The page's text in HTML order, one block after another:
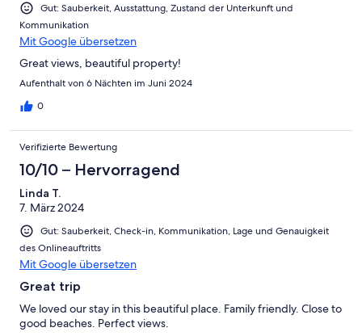
Gut: Sauberkeit, Ausstattung, Zustand der Unterkunft und
Kommunikation
Mit Google übersetzen
Great views, beautiful property!
Aufenthalt von 6 Nächten im Juni 2024
0
Verifizierte Bewertung
10/10 – Hervorragend
Linda T.
7. März 2024
Gut: Sauberkeit, Check-in, Kommunikation, Lage und Genauigkeit
des Onlineauftritts
Mit Google übersetzen
Great trip
We loved our stay in this beautiful place. Family friendly. Close to
good beaches. Perfect views.